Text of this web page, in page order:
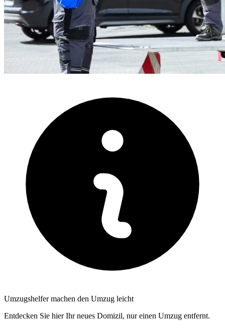
Umzugshelfer machen den Umzug leicht
Entdecken Sie hier Ihr neues Domizil, nur einen Umzug entfernt.